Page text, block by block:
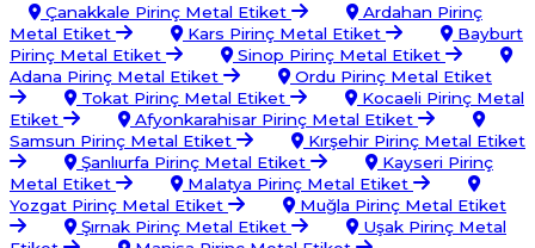
Çanakkale Pirinç Metal Etiket
Ardahan Pirinç
Metal Etiket
Kars Pirinç Metal Etiket
Bayburt
Pirinç Metal Etiket
Sinop Pirinç Metal Etiket
Adana Pirinç Metal Etiket
Ordu Pirinç Metal Etiket
Tokat Pirinç Metal Etiket
Kocaeli Pirinç Metal
Etiket
Afyonkarahisar Pirinç Metal Etiket
Samsun Pirinç Metal Etiket
Kırşehir Pirinç Metal Etiket
Şanlıurfa Pirinç Metal Etiket
Kayseri Pirinç
Metal Etiket
Malatya Pirinç Metal Etiket
Yozgat Pirinç Metal Etiket
Muğla Pirinç Metal Etiket
Şırnak Pirinç Metal Etiket
Uşak Pirinç Metal